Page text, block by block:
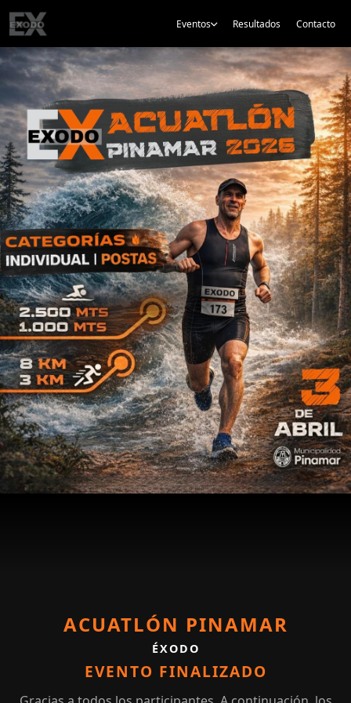
Eventos Resultados Contacto
ACUATLÓN PINAMAR
ÉXODO
EVENTO FINALIZADO